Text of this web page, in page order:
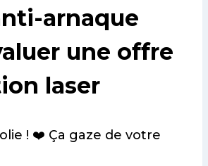
arnaque
une offre
laser
! ❤️ Ça gaze de votre